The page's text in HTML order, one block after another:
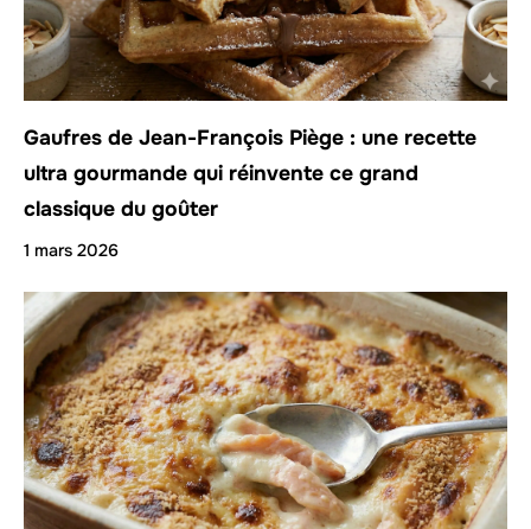
Gaufres de Jean-François Piège : une recette
ultra gourmande qui réinvente ce grand
classique du goûter
1 mars 2026